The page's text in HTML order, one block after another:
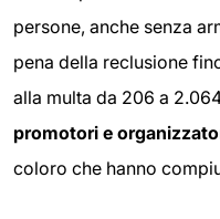
persone, anche senza
pena della reclusione
alla multa da 206 a
promotori e
coloro che hanno